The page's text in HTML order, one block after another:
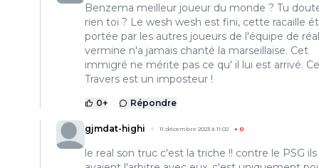
Benzema meilleur joueur du monde ? Tu
rien toi ? Le wesh wesh est fini, cette racaille
portée par les autres joueurs de l'équipe de
vermine n'a jamais chanté la marseillaise. Cet
immigré ne mérite pas ce qu' il lui est arrivé. Ce
Travers est un imposteur !
0+ Répondre
gjmdat-highi 11 décembre 2023 à 11:02 + 0
le real son truc c'est la triche !! contre le PSG ils